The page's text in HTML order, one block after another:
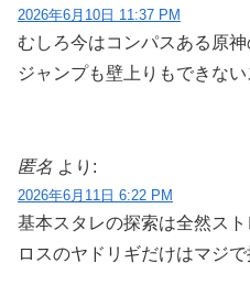
2026年6月10日 11:37 PM
むしろ今はコンパスある原
ジャンプも壁上りもできな
匿名 より:
2026年6月11日 6:22 PM
基本スタレの探索は全然ス
ロスのヤドリギだけはマジ